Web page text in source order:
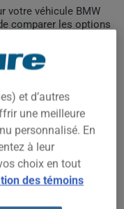
votre véhicule BMW
comparer les options
et d’autres
une meilleure
personnalisé. En
à leur
choix en tout
des témoins